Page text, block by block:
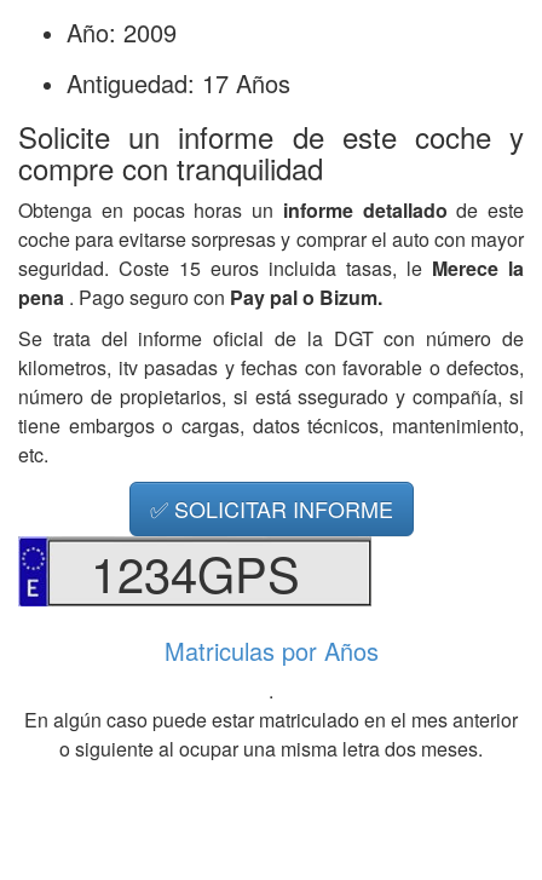
Año: 2009
Antiguedad: 17 Años
Solicite un informe de este coche y
compre con tranquilidad
Obtenga en pocas horas un informe detalladode este
coche para evitarse sorpresas y comprar el auto con mayor
seguridad. Coste 15 euros incluida tasas, le Merece la
pena . Pago seguro con Pay pal o Bizum.
Se trata del informe oficial de la DGT con número de
kilometros, itv pasadas y fechas con favorable o defectos,
número de propietarios, si está ssegurado y compañía, si
tiene embargos o cargas, datos técnicos, mantenimiento,
etc.
✅ SOLICITAR INFORME
1234GPS
Matriculas por Años
.
En algún caso puede estar matriculado en el mes anterior
o siguiente al ocupar una misma letra dos meses.